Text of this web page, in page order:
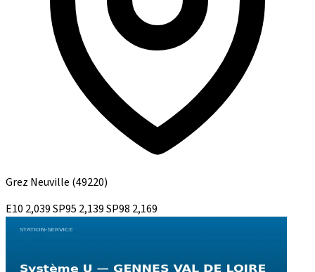
Grez Neuville (49220)
E10 2,039SP95 2,139SP98 2,169